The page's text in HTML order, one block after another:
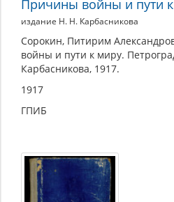
Причины войны и пути
издание Н. Н. Карбасникова
Сорокин, Питирим
войны и пути к миру.
Карбасникова, 1917.
1917
ГПИБ